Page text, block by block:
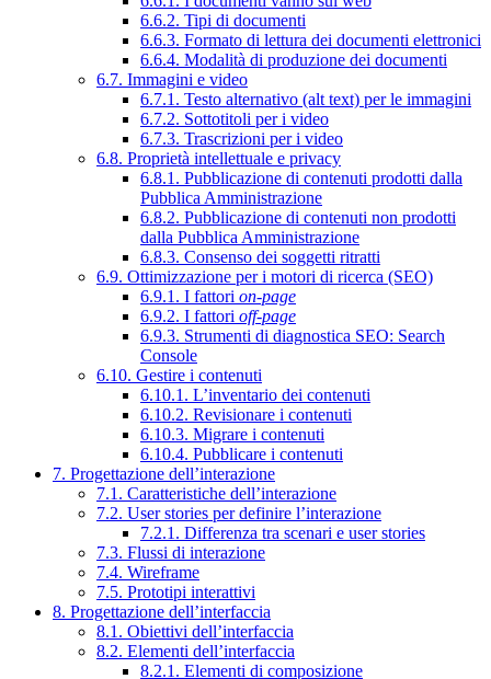
6.6.2. Tipi di documenti
6.6.3. Formato di lettura dei documenti elettronici
6.6.4. Modalità di produzione dei documenti
6.7. Immagini e video
6.7.1. Testo alternativo (alt text) per le immagini
6.7.2. Sottotitoli per i video
6.7.3. Trascrizioni per i video
6.8. Proprietà intellettuale e privacy
6.8.1. Pubblicazione di contenuti prodotti dalla
Pubblica Amministrazione
6.8.2. Pubblicazione di contenuti non prodotti
dalla Pubblica Amministrazione
6.8.3. Consenso dei soggetti ritratti
6.9. Ottimizzazione per i motori di ricerca (SEO)
6.9.1. I fattori on-page
6.9.2. I fattori off-page
6.9.3. Strumenti di diagnostica SEO: Search
Console
6.10. Gestire i contenuti
6.10.1. L’inventario dei contenuti
6.10.2. Revisionare i contenuti
6.10.3. Migrare i contenuti
6.10.4. Pubblicare i contenuti
7. Progettazione dell’interazione
7.1. Caratteristiche dell’interazione
7.2. User stories per definire l’interazione
7.2.1. Differenza tra scenari e user stories
7.3. Flussi di interazione
7.4. Wireframe
7.5. Prototipi interattivi
8. Progettazione dell’interfaccia
8.1. Obiettivi dell’interfaccia
8.2. Elementi dell’interfaccia
8.2.1. Elementi di composizione